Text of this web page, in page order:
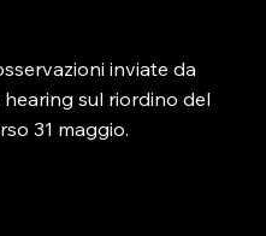
inviate da
sul riordino del
31 maggio.